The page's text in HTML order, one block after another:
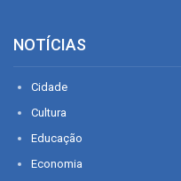
NOTÍCIAS
Cidade
Cultura
Educação
Economia